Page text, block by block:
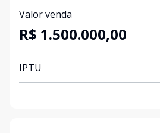
Valor venda
R$ 1.500.000,00
IPTU